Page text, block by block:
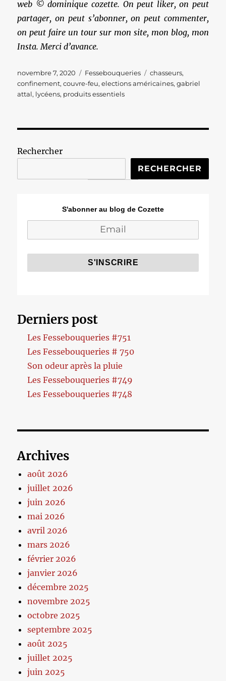
web © dominique cozette. On peut liker, on peut
partager, on peut s’abonner, on peut commenter,
on peut faire un tour sur mon site, mon blog, mon
Insta. Merci d’avance.
Publié
le
novembre 7, 2020 Catégories
Fessebouqueries Étiquettes
chasseurs,
confinement,couvre-feu,elections américaines,gabriel
attal, lycéens, produits essentiels
Rechercher
RECHERCHER
S'abonner au blog de Cozette
Derniers post
Les Fessebouqueries #751
Les Fessebouqueries # 750
Son odeur après la pluie
Les Fessebouqueries #749
Les Fessebouqueries #748
Archives
août 2026
juillet 2026
juin 2026
mai 2026
avril 2026
mars 2026
février 2026
janvier 2026
décembre 2025
novembre 2025
octobre 2025
septembre 2025
août 2025
juillet 2025
juin 2025